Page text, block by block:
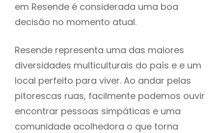
em Resende é considerada uma boa
decisão no momento atual.
Resende representa uma das maiores
diversidades multiculturais do país e e um
local perfeito para viver. Ao andar pelas
pitorescas ruas, facilmente podemos ouvir
encontrar pessoas simpáticas e uma
comunidade acolhedora o que torna